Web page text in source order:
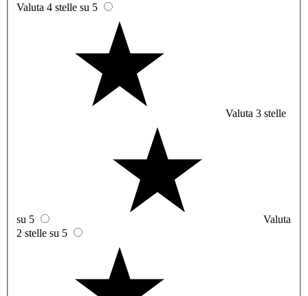
Valuta 4 stelle su 5
Valuta 3 stelle
su 5
Valuta
2 stelle su 5